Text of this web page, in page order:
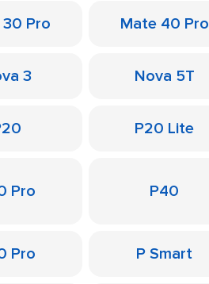
Pro Mate 40 Pro
3 Nova 5T
P20 Lite
Pro P40
Pro P Smart